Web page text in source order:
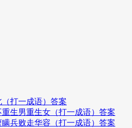
打一成语）答案
生男重生女（打一成语）答案
兵败走华容（打一成语）答案